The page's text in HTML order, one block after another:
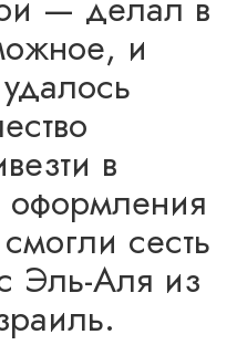
и
в
сесть
Эль-Аля из